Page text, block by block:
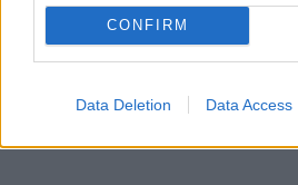
CONFIRM
Data Deletion Data Access
TAGS
#Παπασταύρου